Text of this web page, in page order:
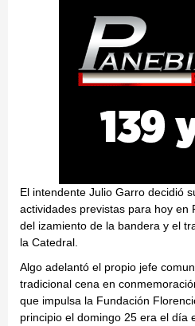
El intendente Julio Garro decidió
actividades previstas para hoy en
del izamiento de la bandera y el
la Catedral.
Algo adelantó el propio jefe
tradicional cena en
que impulsa la Fundación
principio el domingo 25 era el día